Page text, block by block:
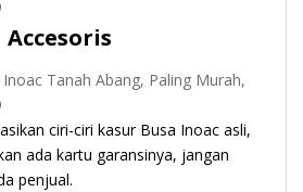
Accesoris
ciri-ciri kasur Busa Inoac asli,
ada kartu garansinya, jangan
penjual.